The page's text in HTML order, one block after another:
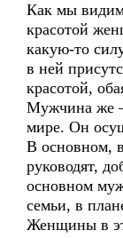
Как мы
красотой
какую-то
в ней
красотой,
Мужчина же
мире. Он
В основном,
руководят,
основном
семьи, в
Женщины в